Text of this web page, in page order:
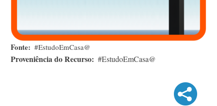
Fonte #EstudoEmCasa@
Proveniência do Recurso #EstudoEmCasa@